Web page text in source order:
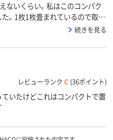
ないくらい。私はこのコンパク
。1枚1枚畳まれているので取り
続きを見る
レビューランク C (36ポイント)
いたけどこれはコンパクトで置